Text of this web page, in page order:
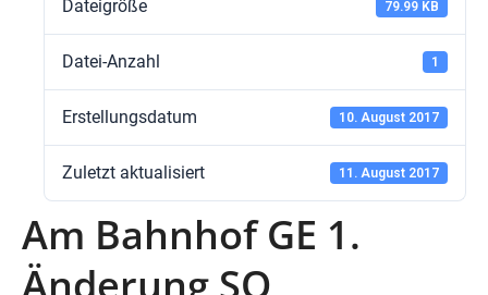
Dateigröße 79.99 KB
Datei-Anzahl 1
Erstellungsdatum 10. August 2017
Zuletzt aktualisiert 11. August 2017
Am Bahnhof GE 1.